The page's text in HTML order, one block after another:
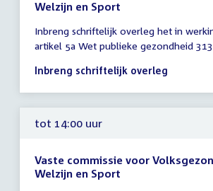
Welzijn en Sport
vergadering
tot
14:00
Inbreng schriftelijk overleg het in
artikel 5a Wet publieke gezondheid
Inbreng schriftelijk overleg
tot 14:00 uur
Vaste commissie voor
Welzijn en Sport